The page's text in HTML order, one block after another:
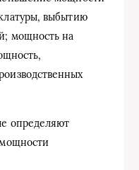
выбытию
мощность на
определяют